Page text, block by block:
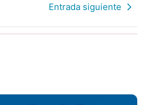
Entrada siguiente